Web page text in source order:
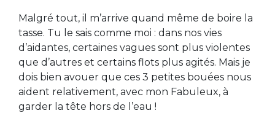
Malgré tout, il m’arrive quand même de boire la
tasse. Tu le sais comme moi : dans nos vies
d’aidantes, certaines vagues sont plus violentes
que d’autres et certains flots plus agités. Mais je
dois bien avouer que ces 3 petites bouées nous
aident relativement, avec mon Fabuleux, à
garder la tête hors de l’eau !